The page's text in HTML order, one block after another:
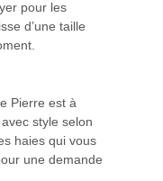
pour les
d’une taille
Pierre est à
style selon
haies qui vous
une demande